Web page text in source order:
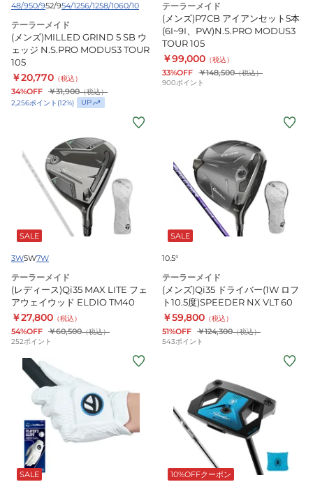
N.S.PRO
MODUS3
TOUR
105
48/950/952/954/1256/1258/1060/10
テーラーメイド
(メンズ)MILLED GRIND 5 SB ウ
ェッジ N.S.PRO MODUS3 TOUR
105
￥20,770 （税込）
34%OFF ￥31,900（税込）
2,256ポイント (12%) UP
テーラーメイド
(メンズ)P7CB アイアンセット5本
(6I~9I、PW)N.S.PRO MODUS3
TOUR 105
￥99,000 （税込）
33%OFF ￥148,500（税込）
900ポイント
ス)Qi35
フ
ウ
ェ
イ
ウ
ELDIO
TM40
SALE
3W5W7W
テーラーメイド
(レディース)Qi35 MAX LITE フェ
アウェイウッド ELDIO TM40
￥27,800 （税込）
54%OFF ￥60,500（税込）
252ポイント
ー
フ
ト
10.5
度)SPEEDER
SALE
10.5°
テーラーメイド
(メンズ)Qi35 ドライバー(1W ロフ
ト10.5度)SPEEDER NX VLT 60
￥59,800 （税込）
51%OFF ￥124,300（税込）
543ポイント
(メ
レSALE 10%OFFクーポン